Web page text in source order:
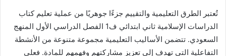
تُعتبر الطرق التعليمية والتقييم جزءًا جوهريًا من عملية تعليم كتاب
الدراسات الإسلامية ثاني ابتدائي ف1 الفصل الدراسي الأول المنهج
السعودي. تتضمن الأساليب التعليمية مجموعة متنوعة من الأنشطة
التفاعلية التي تهدف إلى تعزيز مشاركتهم وفهمهم للمادة. فعلى